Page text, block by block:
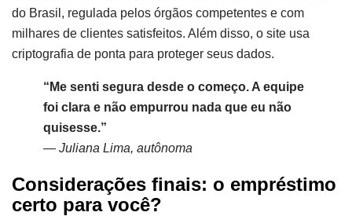
do Brasil, regulada pelos órgãos competentes e com
milhares de clientes satisfeitos. Além disso, o site usa
criptografia de ponta para proteger seus dados.
“Me senti segura desde o começo. A equipe
foi clara e não empurrou nada que eu não
quisesse.”
— Juliana Lima, autônoma
Considerações finais: o empréstimo
certo para você?